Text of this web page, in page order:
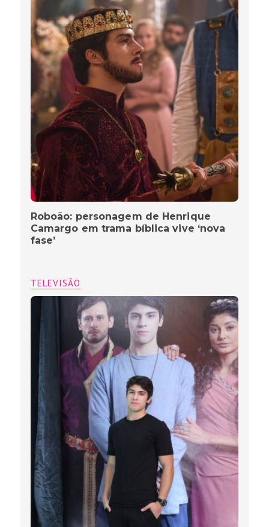
Roboão: personagem de Henrique
Camargo em trama bíblica vive ‘nova
fase’
TELEVISÃO